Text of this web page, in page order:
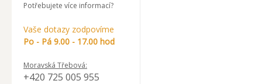
Potřebujete více informací?
Vaše dotazy zodpovíme
Po - Pá 9.00 - 17.00 hod
Moravská Třebová:
+420 725 005 955